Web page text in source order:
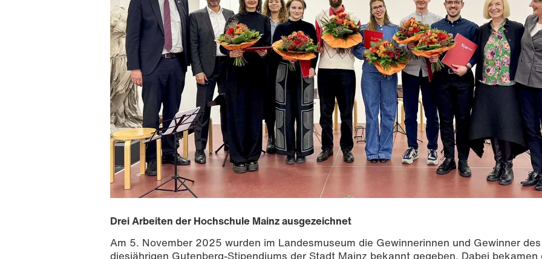
Drei Arbeiten der Hochschule Mainz ausgezeichnet
Am 5. November 2025 wurden im Landesmuseum die Gewinnerinnen und Gewinner des
diesjährigen Gutenberg-Stipendiums der Stadt Mainz bekannt gegeben. Dabei bekamen